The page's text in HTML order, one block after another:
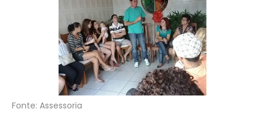
Fonte: Assessoria